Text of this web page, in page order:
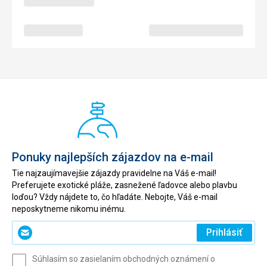
Ponuky najlepších zájazdov na e-mail
Tie najzaujímavejšie zájazdy pravidelne na Váš e-mail!
Preferujete exotické pláže, zasnežené ľadovce alebo plavbu
loďou? Vždy nájdete to, čo hľadáte. Nebojte, Váš e-mail
neposkytneme nikomu inému.
Zadajte
svoj
Prihlásiť
Súhlasím so zasielaním obchodných oznámení o